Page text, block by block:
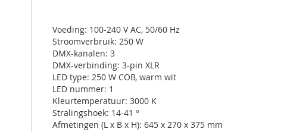
Voeding: 100-240 V AC, 50/60 Hz
Stroomverbruik: 250 W
DMX-kanalen: 3
DMX-verbinding: 3-pin XLR
LED type: 250 W COB, warm wit
LED nummer: 1
Kleurtemperatuur: 3000 K
Stralingshoek: 14-41 °
Afmetingen (L x B x H): 645 x 270 x 375 mm